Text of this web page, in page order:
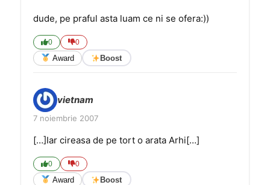
dude, pe praful asta luam ce ni se ofera:))
0 0
Award Boost
vietnam
7 noiembrie 2007
[…]Iar cireasa de pe tort o arata Arhi[…]
0 0
Award Boost